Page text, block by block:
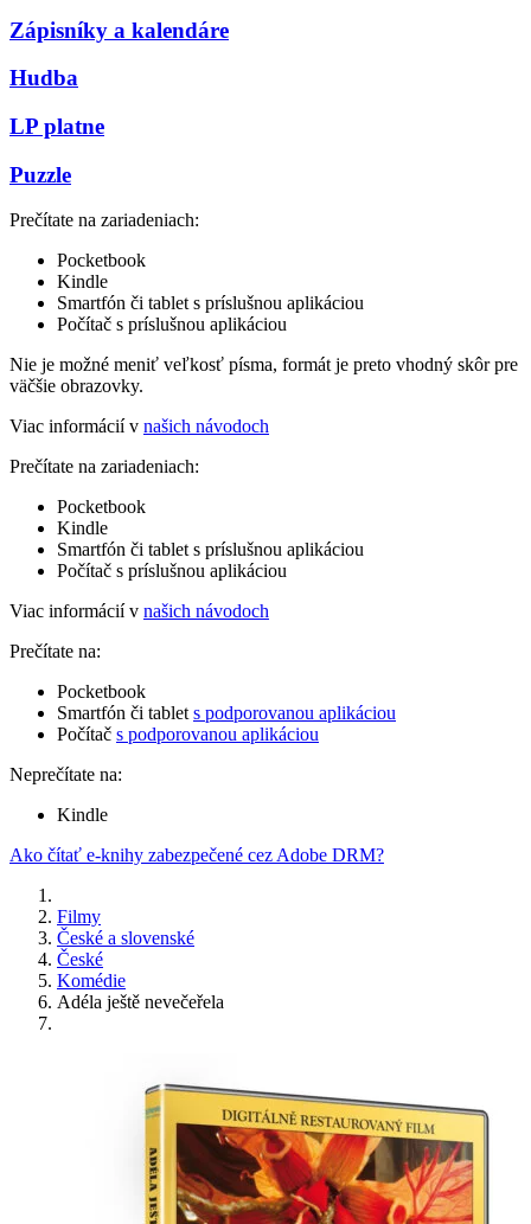
Zápisníky a kalendáre
Hudba
LP platne
Puzzle
Prečítate na zariadeniach:
Pocketbook
Kindle
Smartfón či tablet s príslušnou aplikáciou
Počítač s príslušnou aplikáciou
Nie je možné meniť veľkosť písma, formát je preto vhodný skôr pre
väčšie obrazovky.
Viac informácií v našich návodoch
Prečítate na zariadeniach:
Pocketbook
Kindle
Smartfón či tablet s príslušnou aplikáciou
Počítač s príslušnou aplikáciou
Viac informácií v našich návodoch
Prečítate na:
Pocketbook
Smartfón či tablet s podporovanou aplikáciou
Počítač s podporovanou aplikáciou
Neprečítate na:
Kindle
Ako čítať e-knihy zabezpečené cez Adobe DRM?
Filmy
České a slovenské
České
Komédie
Adéla ještě nevečeřela